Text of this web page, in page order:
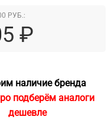
РУБ.:
₽
наличие бренда
подберём аналоги
дешевле